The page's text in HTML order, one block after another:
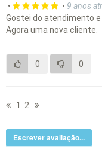
•
• 9 anos
Gostei do atendimento
Agora uma nova cliente.
0 0
1 2
Escrever avaliação...